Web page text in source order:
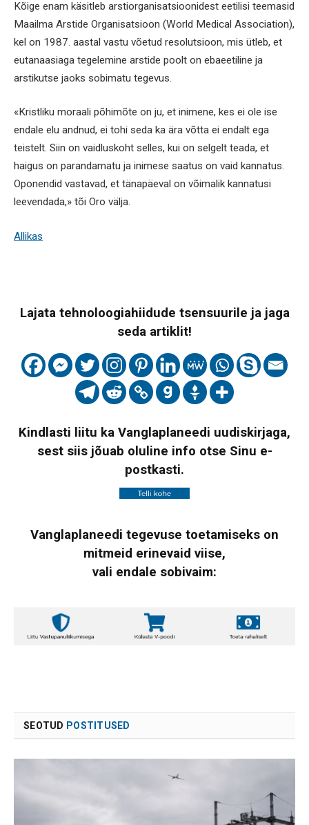
Kõige enam käsitleb arstiorganisatsioonidest eetilisi teemasid
Maailma Arstide Organisatsioon (World Medical Association),
kel on 1987. aastal vastu võetud resolutsioon, mis ütleb, et
eutanaasiaga tegelemine arstide poolt on ebaeetiline ja
arstikutse jaoks sobimatu tegevus.
«Kristliku moraali põhimõte on ju, et inimene, kes ei ole ise
endale elu andnud, ei tohi seda ka ära võtta ei endalt ega
teistelt. Siin on vaidluskoht selles, kui on selgelt teada, et
haigus on parandamatu ja inimese saatus on vaid kannatus.
Oponendid vastavad, et tänapäeval on võimalik kannatusi
leevendada,» tõi Oro välja.
Allikas
Lajata tehnoloogiahiidude tsensuurile ja jaga
seda artiklit!
Kindlasti liitu ka Vanglaplaneedi uudiskirjaga,
sest siis jõuab oluline info otse Sinu e-
postkasti.
Vanglaplaneedi tegevuse toetamiseks on
mitmeid erinevaid viise,
vali endale sobivaim:
SEOTUD POSTITUSED